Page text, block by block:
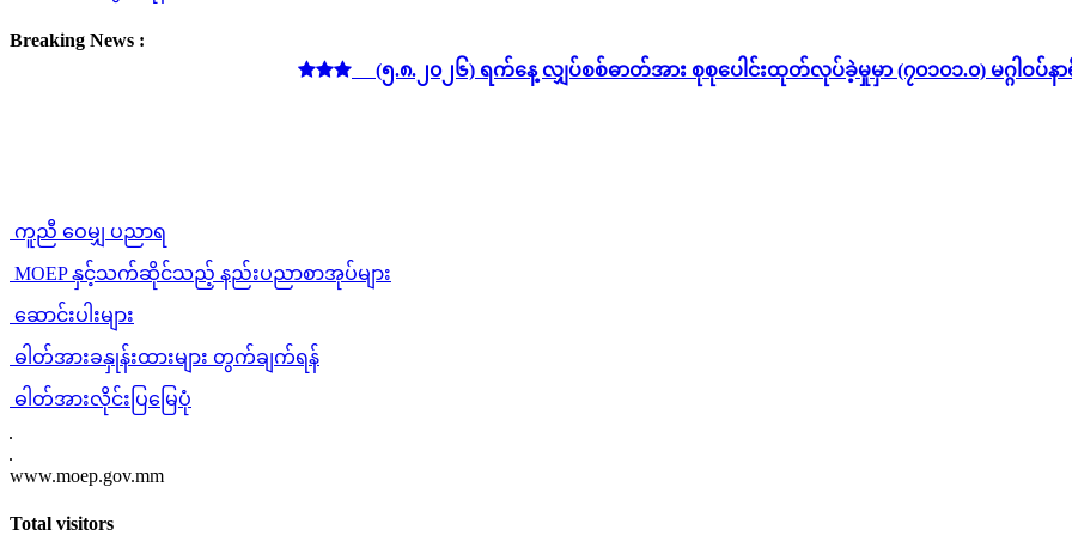
Breaking News :
(၅.၈.၂၀၂၆) ရက်နေ့ လျှပ်စစ်ဓာတ်အား စုစုပေါင်းထုတ်လုပ်ခဲ့မှုမှာ (၇၀၁၀၁.၀) မဂ္ဂါဝပ်နာရီဖြစ်
ကူညီ ဝေမျှ ပညာရ
MOEP နှင့်သက်ဆိုင်သည့် နည်းပညာစာအုပ်များ
ဆောင်းပါးများ
ဓါတ်အားခနှုန်းထားများ တွက်ချက်ရန်
ဓါတ်အားလိုင်းပြမြေပုံ
www.moep.gov.mm
Total visitors